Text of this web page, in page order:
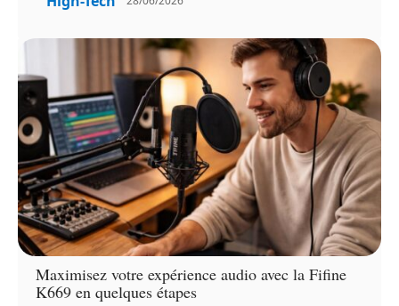
Maximisez votre expérience audio avec la Fifine
K669 en quelques étapes